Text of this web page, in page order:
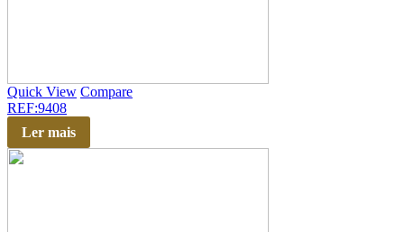
Quick View Compare
REF:9408
Ler mais